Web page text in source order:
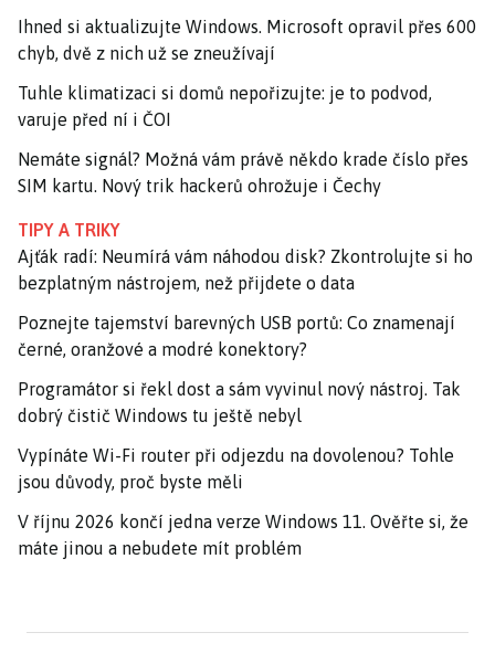
Ihned si aktualizujte Windows. Microsoft opravil přes 600
chyb, dvě z nich už se zneužívají
Tuhle klimatizaci si domů nepořizujte: je to podvod,
varuje před ní i ČOI
Nemáte signál? Možná vám právě někdo krade číslo přes
SIM kartu. Nový trik hackerů ohrožuje i Čechy
TIPY A TRIKY
Ajťák radí: Neumírá vám náhodou disk? Zkontrolujte si ho
bezplatným nástrojem, než přijdete o data
Poznejte tajemství barevných USB portů: Co znamenají
černé, oranžové a modré konektory?
Programátor si řekl dost a sám vyvinul nový nástroj. Tak
dobrý čistič Windows tu ještě nebyl
Vypínáte Wi-Fi router při odjezdu na dovolenou? Tohle
jsou důvody, proč byste měli
V říjnu 2026 končí jedna verze Windows 11. Ověřte si, že
máte jinou a nebudete mít problém